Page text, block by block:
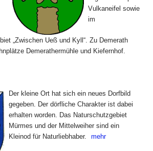
Vulkaneifel sowie
im
„Zwischen Ueß und Kyll“. Zu Demerath
Demerathermühle und Kiefernhof.
Der kleine Ort hat sich ein neues Dorfbild
gegeben. Der dörfliche Charakter ist dabei
erhalten worden. Das Naturschutzgebiet
Mürmes und der Mittelweiher sind ein
Kleinod für Naturliebhaber.
mehr